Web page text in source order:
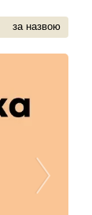
за назвою